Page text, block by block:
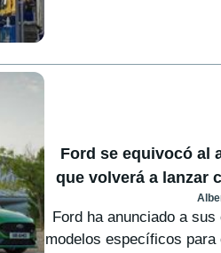
Ford se equivocó al
que volverá a lanzar
Ford ha anunciado a
modelos específicos